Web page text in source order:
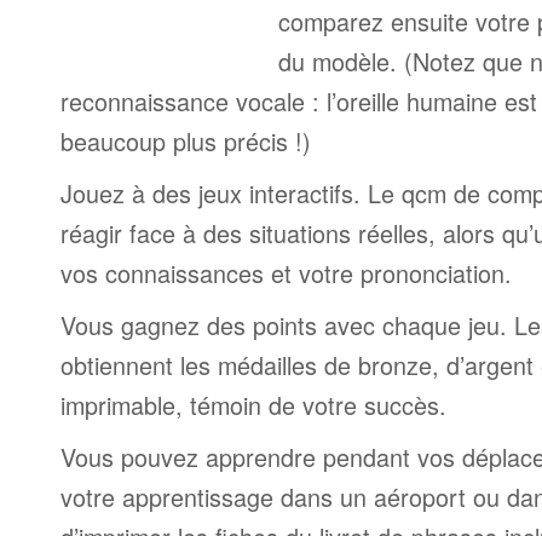
comparez ensuite votre
du modèle. (Notez que
reconnaissance vocale : l’oreille humaine
beaucoup plus précis !)
Jouez à des jeux interactifs. Le qcm de
réagir face à des situations réelles, alors
vos connaissances et votre prononciation.
Vous gagnez des points avec chaque jeu.
obtiennent les médailles de bronze,
imprimable, témoin de votre succès.
Vous pouvez apprendre pendant vos
votre apprentissage dans un aéroport ou